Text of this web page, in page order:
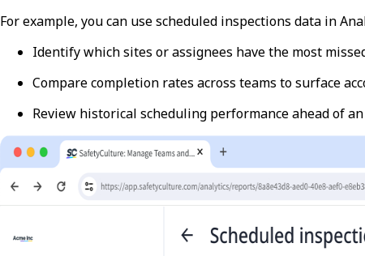
For example, you can use scheduled inspections data in
Identify which sites or assignees have the most
Compare completion rates across teams to surface
Review historical scheduling performance ahead of